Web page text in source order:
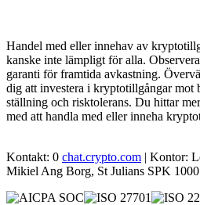
Handel med eller innehav av
kanske inte lämpligt för alla.
garanti för framtida avkastning.
dig att investera i kryptotillgångar mot
ställning och risktolerans. Du hittar
med att handla med eller inneha
Kontakt: 0 chat.crypto.com | Kontor:
Mikiel Ang Borg, St Julians SPK